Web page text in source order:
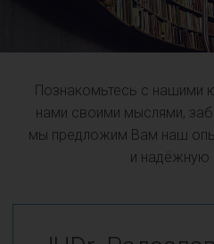
Познакомьтесь с нашими
нами своими мыслями,
мы предложим Вам наш
и надёжную